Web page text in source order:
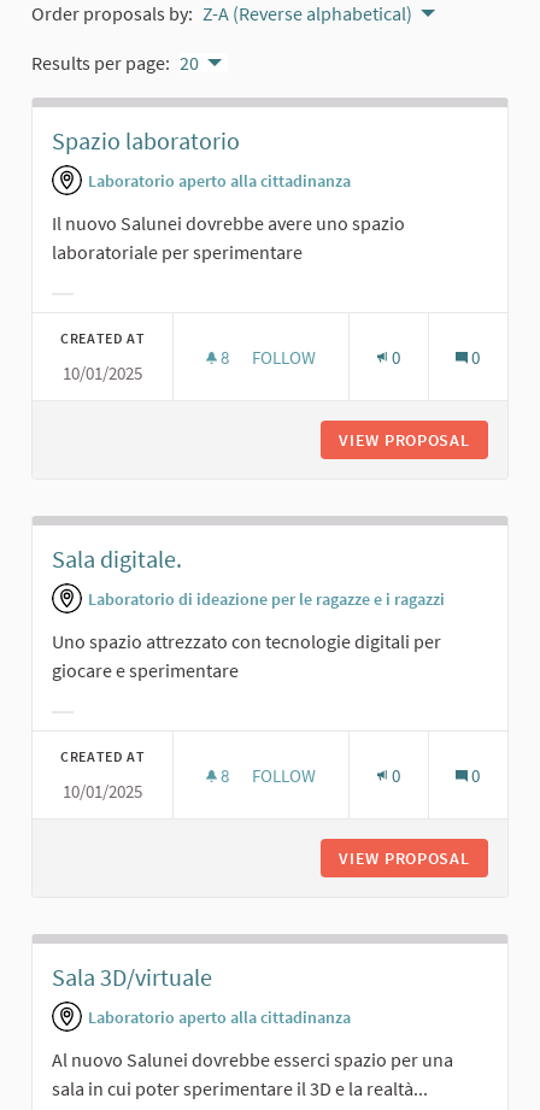
Order proposals by: Z-A (Reverse alphabetical)
Results per page: 20
Spazio laboratorio
Laboratorio aperto alla cittadinanza
Il nuovo Salunei dovrebbe avere uno spazio
laboratoriale per sperimentare
CREATED AT
10/01/2025
8 8 FOLLOWERS
FOLLOW 0 0
VIEW PROPOSAL
Sala digitale.
Laboratorio di ideazione per le ragazze e i ragazzi
Uno spazio attrezzato con tecnologie digitali per
giocare e sperimentare
CREATED AT
10/01/2025
8 8 FOLLOWERS
FOLLOW 0 0
VIEW PROPOSAL
Sala 3D/virtuale
Laboratorio aperto alla cittadinanza
Al nuovo Salunei dovrebbe esserci spazio per una
sala in cui poter sperimentare il 3D e la realtà...